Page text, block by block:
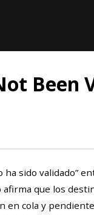
Been
sido validado”
que los
en cola y